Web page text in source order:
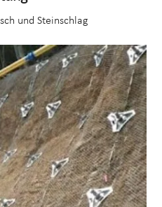
und Steinschlag